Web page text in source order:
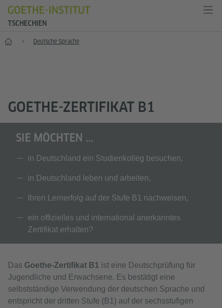
TSCHECHIEN
Start Deutsche Sprache
GOETHE-ZERTIFIKAT B1
SIE MÖCHTEN ...
in Deutschland ein Studienkolleg besuchen,
in Deutschland leben und arbeiten,
Ihren Lernerfolg auf der Stufe B1 nachweisen,
ein offizielles und international anerkanntes
Zertifikat erhalten?
Das Goethe-Zertifikat B1 ist eine Deutschprüfung für
Jugendliche und Erwachsene. Es bestätigt eine
selbstständige Verwendung der deutschen Sprache und
entspricht der dritten Stufe (B1) auf der sechsstufigen